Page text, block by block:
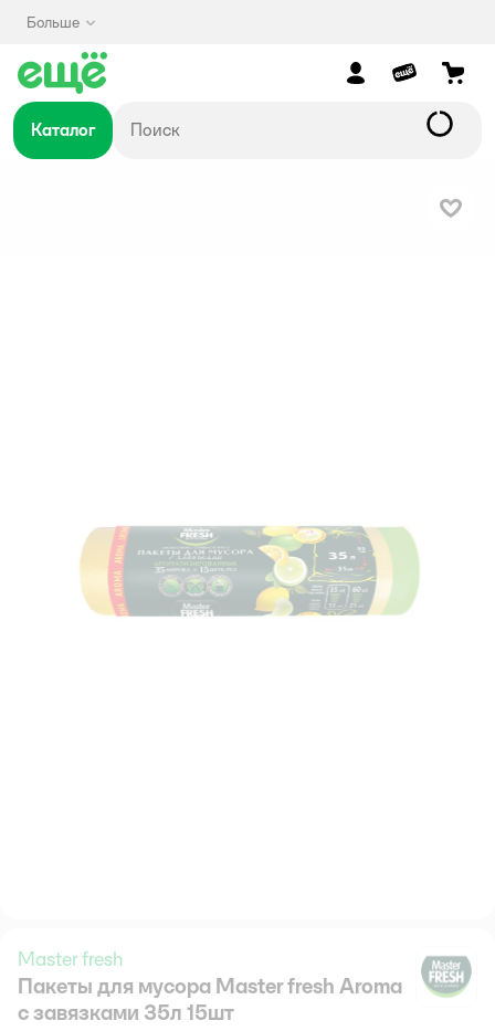
Больше
Каталог
В
Master fresh
Пакеты для мусора Master fresh Aroma
с завязками 35л 15шт